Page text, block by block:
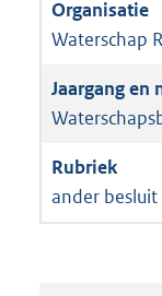
Waterschap
ander